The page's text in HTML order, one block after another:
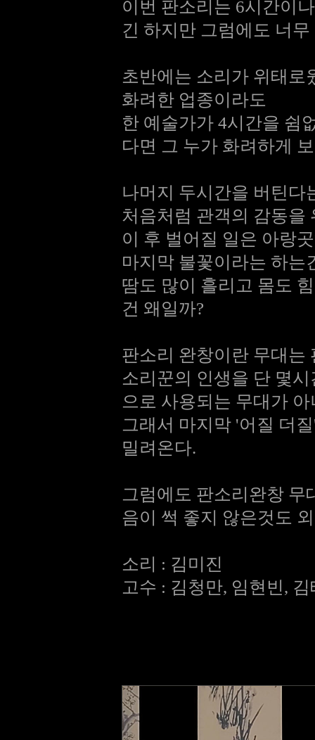
이번 판소리는 6시간이
긴 하지만 그럼에도 너
초반에는 소리가 위태로
화려한 업종이라도
한 예술가가 4시간을 쉼
다면 그 누가 화려하게
나머지 두시간을 버틴다
처음처럼 관객의 감동을
이 후 벌어질 일은 아랑
마지막 불꽃이라는 하는
땀도 많이 흘리고 몸도
건 왜일까?
판소리 완창이란 무대는
소리꾼의 인생을 단 몇
으로 사용되는 무대가
그래서 마지막 '어질 더
밀려온다.
그럼에도 판소리완창 무
음이 썩 좋지 않은것도
소리 : 김미진
고수 : 김청만, 임현빈, 김